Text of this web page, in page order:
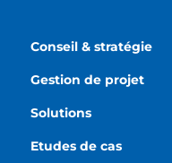
Conseil & stratégie
Gestion de projet
Solutions
Etudes de cas